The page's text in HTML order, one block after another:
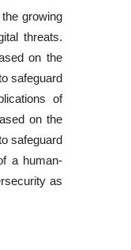
growing
threats.
on the
safeguard
of
on the
safeguard
a human-
as